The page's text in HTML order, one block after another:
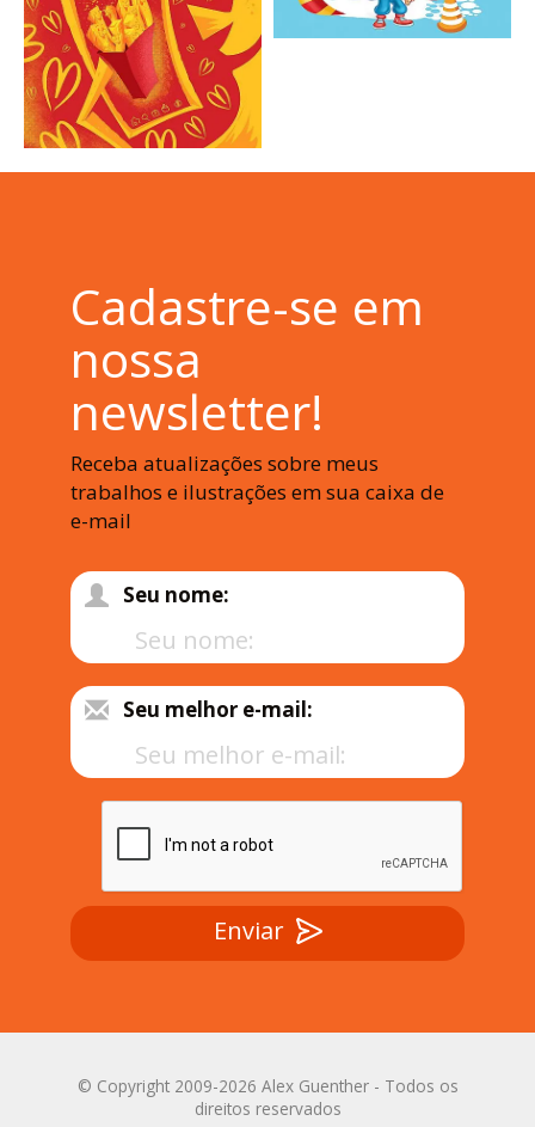
Cadastre-se em
nossa
newsletter!
Receba atualizações sobre meus
trabalhos e ilustrações em sua caixa de
e-mail
Seu nome:
Seu melhor e-mail:
Enviar
© Copyright 2009-2026 Alex Guenther - Todos os
direitos reservados